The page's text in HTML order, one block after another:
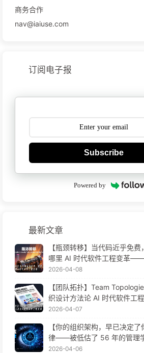
商务合作
nav@iaiuse.com
订阅电子报
Subscribe
Powered by
最新文章
【瓶颈转移】当代码近乎免
哪里 AI 时代软件工程变革
2026-04-08
【团队拓扑】Team
织设计方法论 AI 时代软件工
2026-04-07
【你的组织架构，早已决定
律——被低估了 56 年的管理
程变革——慢慢学AI171
2026-04-06